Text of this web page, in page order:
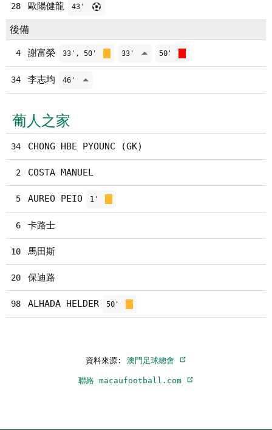
28 歐陽健龍 43'
後備
4 謝富榮 33', 50' 33' 50'
34 李志均 46'
葡人之家
34 CHONG HBE PYOUNC (GK)
2 COSTA MANUEL
5 AUREO PEIO 1'
6 卡路士
10 馬田斯
20 保迪路
98 ALHADA HELDER 50'
資料來源: 澳門足球總會
聯絡 macaufootball.com